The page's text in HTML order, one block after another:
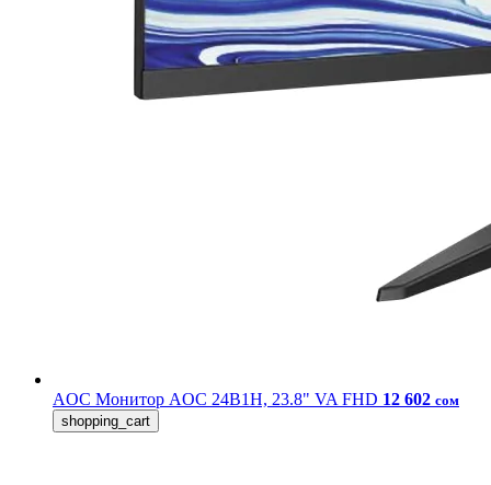
AOC Монитор AOC 24B1H, 23.8" VA FHD 12 602 сом
shopping_cart